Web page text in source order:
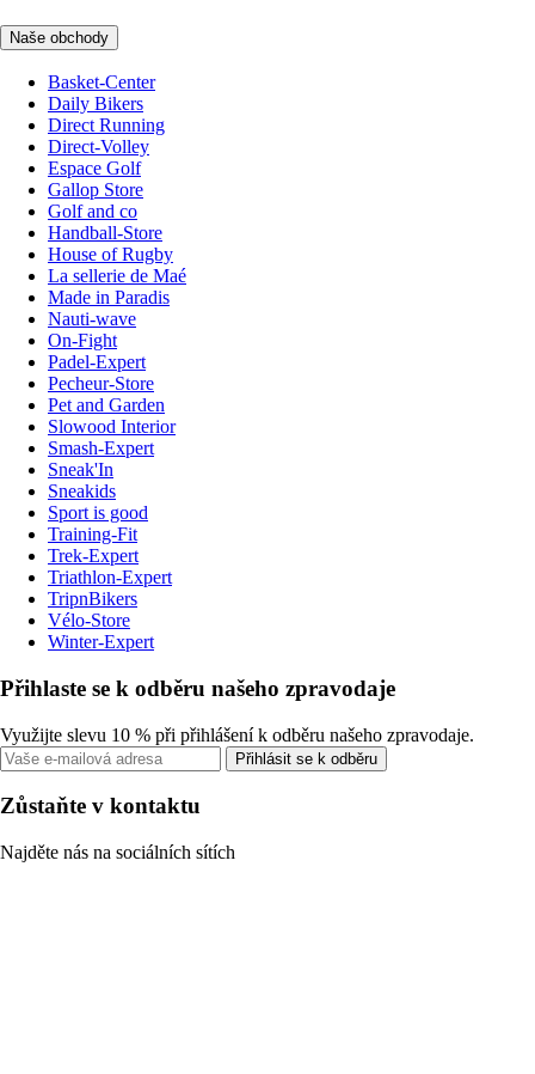
Naše obchody
Basket-Center
Daily Bikers
Direct Running
Direct-Volley
Espace Golf
Gallop Store
Golf and co
Handball-Store
House of Rugby
La sellerie de Maé
Made in Paradis
Nauti-wave
On-Fight
Padel-Expert
Pecheur-Store
Pet and Garden
Slowood Interior
Smash-Expert
Sneak'In
Sneakids
Sport is good
Training-Fit
Trek-Expert
Triathlon-Expert
TripnBikers
Vélo-Store
Winter-Expert
Přihlaste se k odběru našeho zpravodaje
Využijte slevu 10 % při přihlášení k odběru našeho zpravodaje.
Přihlásit se k odběru
Zůstaňte v kontaktu
Najděte nás na sociálních sítích